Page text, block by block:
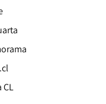
Opens in new window
CLOpens in new window